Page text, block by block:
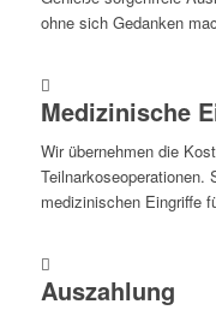
ohne sich Gedanken
Medizinische
Wir übernehmen die
Teilnarkoseoperationen.
medizinischen Eingriffe
Auszahlung